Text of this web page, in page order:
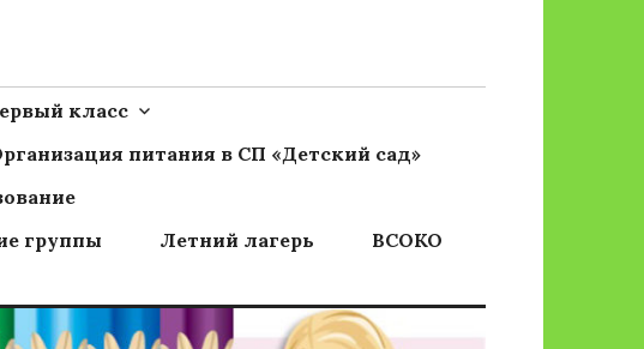
класс
питания в СП «Детский сад»
группы Летний лагерь
ВСОКО